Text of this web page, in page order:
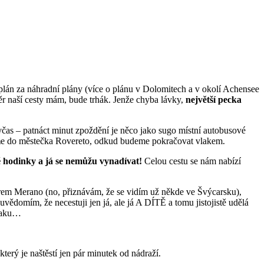
za náhradní plány (více o plánu v Dolomitech a v okolí Achensee
naší cesty mám, bude trhák. Jenže chyba lávky, největší pecka
– patnáct minut zpoždění je něco jako sugo místní autobusové
do městečka Rovereto, odkud budeme pokračovat vlakem.
a já se nemůžu vynadívat! Celou cestu se nám nabízí
Merano (no, přiznávám, že se vidím už někde ve Švýcarsku),
že necestuji jen já, ale já A DÍTĚ a tomu jistojistě udělá
je naštěstí jen pár minutek od nádraží.